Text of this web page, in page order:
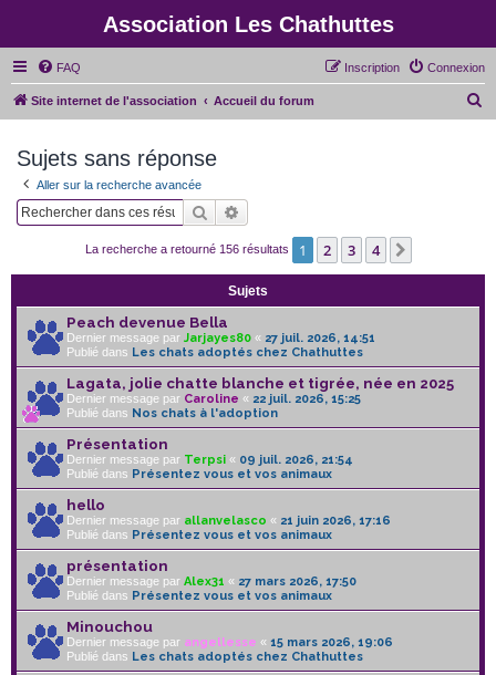
Association Les Chathuttes
FAQ Connexion
Inscription
Site internet de l'association Accueil du forum
Sujets sans réponse
Aller sur la recherche avancée
Rechercher
La recherche a retourné 156 résultats 1 2 3 4
Sujets
Peach devenue Bella
Dernier message par Jarjayes80 « 27 juil. 2026, 14:51
Publié dans Les chats adoptés chez Chathuttes
Lagata, jolie chatte blanche et tigrée, née en 2025
Dernier message par Caroline « 22 juil. 2026, 15:25
Publié dans Nos chats à l'adoption
Présentation
Dernier message par Terpsi « 09 juil. 2026, 21:54
Publié dans Présentez vous et vos animaux
hello
Dernier message par allanvelasco « 21 juin 2026, 17:16
Publié dans Présentez vous et vos animaux
présentation
Dernier message par Alex31 « 27 mars 2026, 17:50
Publié dans Présentez vous et vos animaux
Minouchou
Dernier message par angellesse « 15 mars 2026, 19:06
Publié dans Les chats adoptés chez Chathuttes